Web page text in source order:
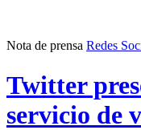
Nota de prensa Redes
Twitter
servicio de